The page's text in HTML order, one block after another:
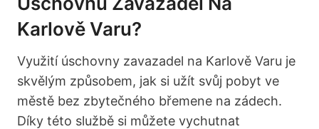
Karlově Varu?
Využití úschovny zavazadel na Karlově Varu je
skvělým způsobem, jak si užít svůj pobyt ve
městě bez zbytečného břemene na zádech.
Díky této službě si můžete vychutnat